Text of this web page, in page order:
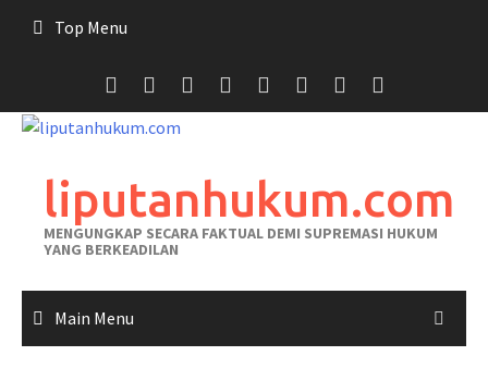
Top Menu
liputanhukum.com
MENGUNGKAP SECARA FAKTUAL DEMI SUPREMASI HUKUM
YANG BERKEADILAN
Main Menu